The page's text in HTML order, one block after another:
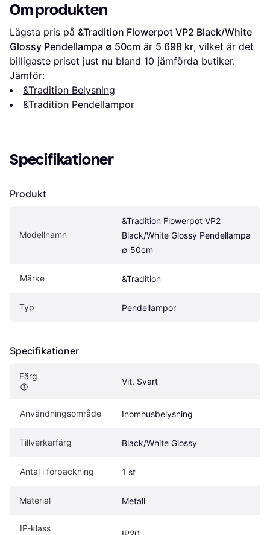
Om produkten
Lägsta pris på &Tradition Flowerpot VP2 Black/White
Glossy Pendellampa ∅ 50cm är 5 698 kr, vilket är det
billigaste priset just nu bland 10 jämförda butiker.
Jämför:
&Tradition Belysning
&Tradition Pendellampor
Specifikationer
Produkt
Modellnamn
&Tradition Flowerpot VP2
Black/White Glossy Pendellampa
∅ 50cm
Märke &Tradition
Typ Pendellampor
Specifikationer
Färg
Vit, Svart
Användningsområde Inomhusbelysning
Tillverkarfärg Black/White Glossy
Antal i förpackning 1 st
Material Metall
IP-klass